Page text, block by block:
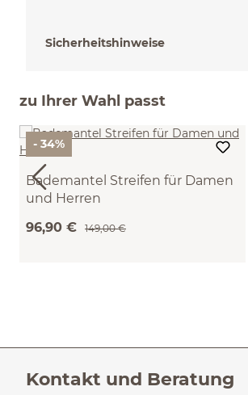
Sicherheitshinweise
zu Ihrer Wahl passt
- 34%
Bademantel Streifen für Damen
und Herren
L/XL)
96,90 € 149,00 €
Kontakt und Beratung